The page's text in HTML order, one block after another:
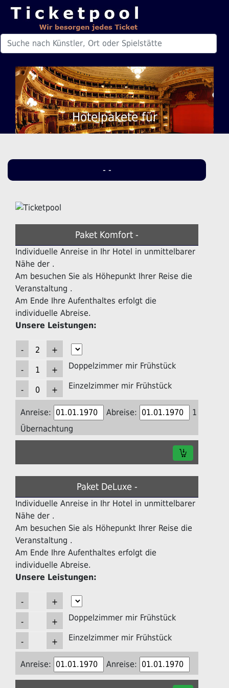
Hotelpakete für
- -
Paket Komfort -
Individuelle Anreise in Ihr Hotel in unmittelbarer
Nähe der .
Am besuchen Sie als Höhepunkt Ihrer Reise die
Veranstaltung .
Am Ende Ihre Aufenthaltes erfolgt die
individuelle Abreise.
Unsere Leistungen:
Doppelzimmer mir Frühstück
Einzelzimmer mir Frühstück
Anreise: Abreise:
1
Übernachtung
Paket DeLuxe -
Individuelle Anreise in Ihr Hotel in unmittelbarer
Nähe der .
Am besuchen Sie als Höhepunkt Ihrer Reise die
Veranstaltung .
Am Ende Ihre Aufenthaltes erfolgt die
individuelle Abreise.
Unsere Leistungen:
Doppelzimmer mir Frühstück
Einzelzimmer mir Frühstück
Anreise: Anreise: